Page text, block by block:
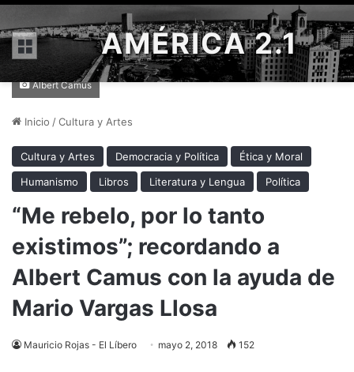
Menú AMÉRICA 2.1
Albert Camus
Inicio /Cultura y Artes
Cultura y Artes Democracia y Política
Ética y Moral
Humanismo
Libros Literatura y Lengua Política
“Me rebelo, por lo tanto
existimos”; recordando a
Albert Camus con la ayuda de
Mario Vargas Llosa
Mauricio Rojas - El Líbero mayo 2, 2018 152